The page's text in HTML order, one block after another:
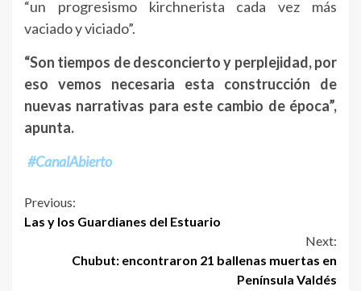
“un progresismo kirchnerista cada vez más
vaciado y viciado”.
“Son tiempos de desconcierto y perplejidad, por
eso vemos necesaria esta construcción de
nuevas narrativas para este cambio de época”,
apunta.
#CanalAbierto
Continue
Reading
Previous:
Las y los Guardianes del Estuario
Next:
Chubut: encontraron 21 ballenas muertas en
Península Valdés